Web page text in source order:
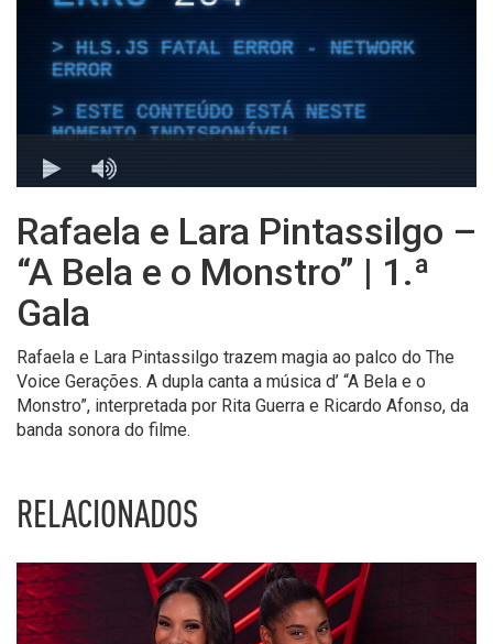
Rafaela e Lara Pintassilgo –
“A Bela e o Monstro” | 1.ª
Gala
Rafaela e Lara Pintassilgo trazem magia ao palco do The
Voice Gerações. A dupla canta a música d’ “A Bela e o
Monstro”, interpretada por Rita Guerra e Ricardo Afonso, da
banda sonora do filme.
RELACIONADOS